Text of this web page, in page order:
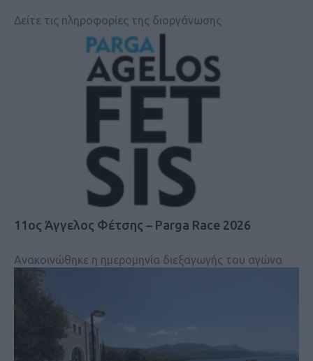
Δείτε τις πληροφορίες της διοργάνωσης
11ος Άγγελος Φέτσης – Parga Race 2026
Ανακοινώθηκε η ημερομηνία διεξαγωγής του αγώνα